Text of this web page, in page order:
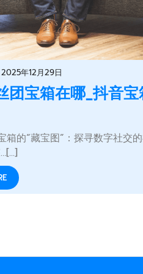
2025年12月29日
团宝箱在哪_抖音
箱的“藏宝图”：探寻数字社交